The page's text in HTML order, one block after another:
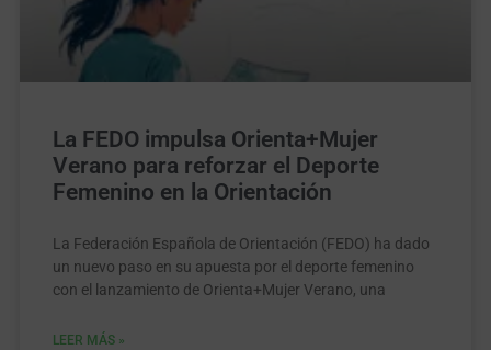
La FEDO impulsa Orienta+Mujer
Verano para reforzar el Deporte
Femenino en la Orientación
La Federación Española de Orientación (FEDO) ha dado
un nuevo paso en su apuesta por el deporte femenino
con el lanzamiento de Orienta+Mujer Verano, una
LEER MÁS »